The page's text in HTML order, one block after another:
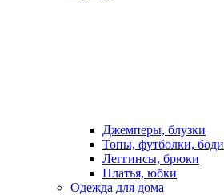
Джемперы, блузки
Топы, футболки, боди
Леггинсы, брюки
Платья, юбки
Одежда для дома